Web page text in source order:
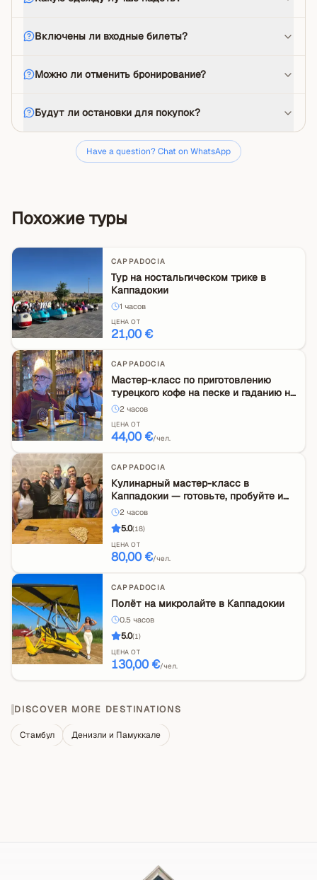
Включены ли входные билеты?
Можно ли отменить бронирование?
Будут ли остановки для покупок?
Have a question? Chat on WhatsApp
Похожие туры
CAPPADOCIA
Тур на ностальгическом трике в
Каппадокии
1 часов
ЦЕНА ОТ
21,00 €
CAPPADOCIA
Мастер-класс по приготовлению
турецкого кофе на песке и гаданию на
кофе в Каппадокии
2 часов
ЦЕНА ОТ
44,00 €/чел.
CAPPADOCIA
Кулинарный мастер-класс в
Каппадокии — готовьте, пробуйте и
откройте для себя местную жизнь
2 часов
5.0(18)
ЦЕНА ОТ
80,00 €/чел.
CAPPADOCIA
Полёт на микролайте в Каппадокии
0.5 часов
5.0(1)
ЦЕНА ОТ
130,00 €/чел.
DISCOVER MORE DESTINATIONS
Стамбул Денизли и Памуккале